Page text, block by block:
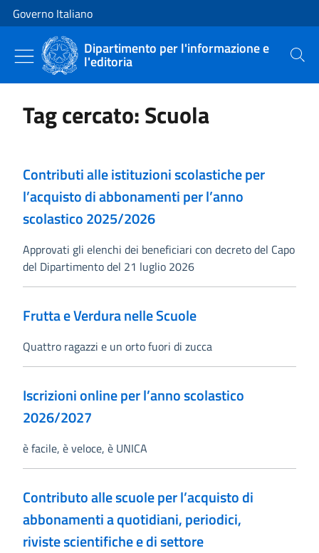
Vai al contenuto
Vai alla navigazione del sito
Governo Italiano
Dipartimento per l'informazione e
l'editoria Cerca
Tag cercato: Scuola
Contributi alle istituzioni scolastiche per
l’acquisto di abbonamenti per l’anno
scolastico 2025/2026
Approvati gli elenchi dei beneficiari con decreto del Capo
del Dipartimento del 21 luglio 2026
Frutta e Verdura nelle Scuole
Quattro ragazzi e un orto fuori di zucca
Iscrizioni online per l’anno scolastico
2026/2027
è facile, è veloce, è UNICA
Contributo alle scuole per l’acquisto di
abbonamenti a quotidiani, periodici,
riviste scientifiche e di settore